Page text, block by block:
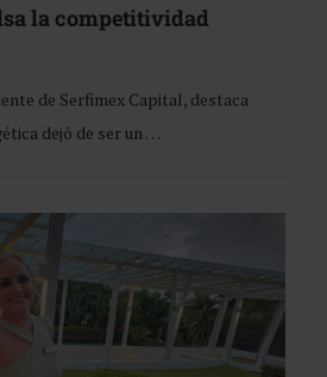
la competitividad
de Serfimex Capital, destaca
dejó de ser un …